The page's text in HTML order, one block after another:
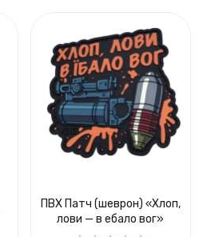
ПВХ Патч (шеврон) «Хлоп,
лови — в ебало вог»